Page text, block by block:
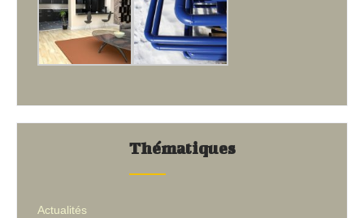
Thématiques
Actualités